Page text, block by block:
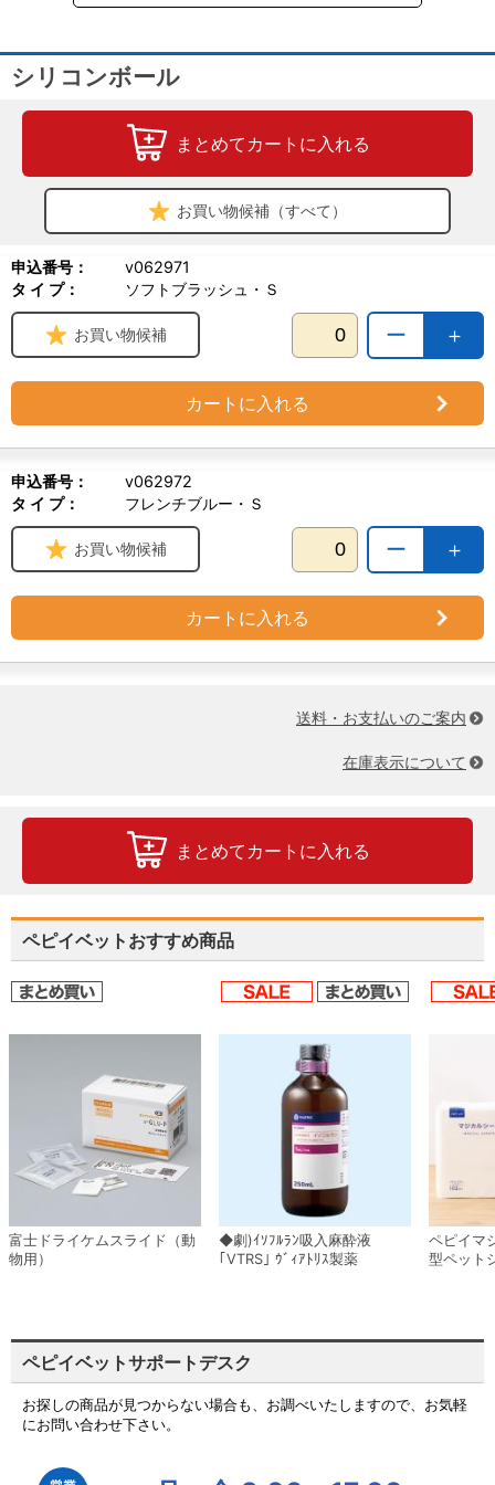
シリコンボール
まとめてカートに入れる
お買い物候補（すべて）
申込番号：
v062971
タ イ プ：
ソフトブラッシュ・Ｓ
＋
ー
お買い物候補
カートに入れる
申込番号：
v062972
タ イ プ：
フレンチブルー・Ｓ
＋
ー
お買い物候補
カートに入れる
送料・お支払いのご案内
在庫表示について
まとめてカートに入れる
ペピイベットおすすめ商品
富士ドライケムスライド（動
物用）
◆劇)ｲｿﾌﾙﾗﾝ吸入麻酔液
｢VTRS｣ ｳﾞｨｱﾄﾘｽ製薬
ペピイマ
型ペット
ペピイベットサポートデスク
お探しの商品が見つからない場合も、お調べいたしますので、お気軽
にお問い合わせ下さい。